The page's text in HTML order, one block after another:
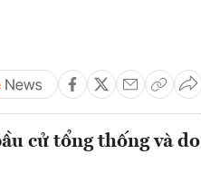
cử tổng thống và do